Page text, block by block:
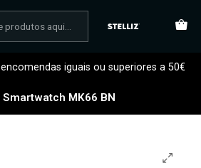
iguais ou superiores a 50€
Smartwatch MK66 BN